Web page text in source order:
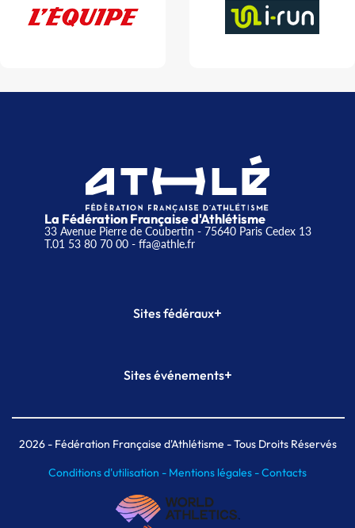
La Fédération Française d'Athlétisme
33 Avenue Pierre de Coubertin - 75640 Paris Cedex 13
T.01 53 80 70 00- ffa@athle.fr
Sites fédéraux+
Plateforme Formation
Sites événements+
Meeting de Paris indoor
MAIF Ekiden de Paris
2026- Fédération Française d'Athlétisme - Tous Droits Réservés
Conditions d'utilisation - Mentions légales -Contacts